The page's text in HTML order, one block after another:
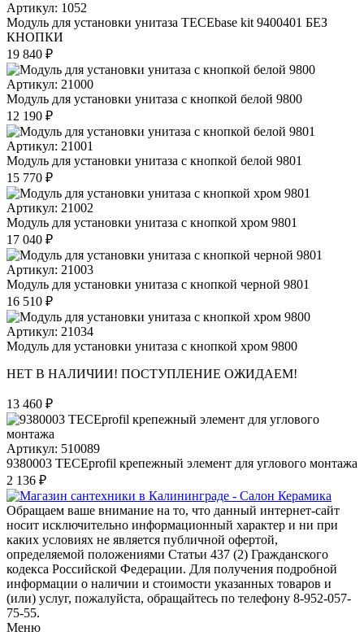
Артикул: 1052
Модуль для установки унитаза TECEbase kit 9400401 БЕЗ
КНОПКИ
19 840 ₽
Артикул: 21000
Модуль для установки унитаза с кнопкой белой 9800
12 190 ₽
Артикул: 21001
Модуль для установки унитаза с кнопкой белой 9801
15 770 ₽
Артикул: 21002
Модуль для установки унитаза с кнопкой хром 9801
17 040 ₽
Артикул: 21003
Модуль для установки унитаза с кнопкой черной 9801
16 510 ₽
Артикул: 21034
Модуль для установки унитаза с кнопкой хром 9800
НЕТ В НАЛИЧИИ! ПОСТУПЛЕНИЕ ОЖИДАЕМ!
13 460 ₽
Артикул: 510089
9380003 TECEprofil крепежный элемент для углового монтажа
2 136 ₽
Обращаем ваше внимание на то, что данный интернет-сайт
носит исключительно информационный характер и ни при
каких условиях не является публичной офертой,
определяемой положениями Статьи 437 (2) Гражданского
кодекса Российской Федерации. Для получения подробной
информации о наличии и стоимости указанных товаров и
(или) услуг, пожалуйста, обращайтесь по телефону 8-952-057-
75-55.
Меню